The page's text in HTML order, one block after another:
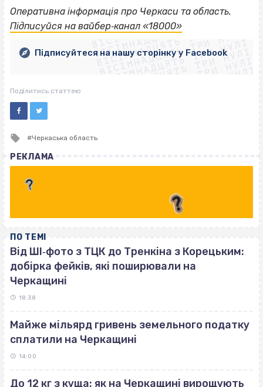
Оперативна інформація про Черкаси та область.
Підписуйся на вайбер‐канал «18000»
ВІСІМНАДЦЯТЬ ТРИ НУЛІ
ВІСІМНАДЦЯТЬ ТРИ НУЛІ
ВІСІМНАДЦЯТЬ ТРИ НУЛІ
ВІСІМНАДЦЯТЬ ТРИ НУЛІ
ВІСІМНАДЦЯТЬ ТРИ НУЛІ
ВІСІМНАДЦЯТЬ ТРИ НУЛІ
ВІСІМНАДЦЯТЬ ТРИ НУЛІ
ВІСІМНАДЦЯТЬ ТРИ НУЛІ
Підписуйтеся на нашу сторінку у Facebook
Поділитись статтею
Tagged
Черкаська область
РЕКЛАМА
ПО ТЕМІ
Від ШІ‐фото з ТЦК до Тренкіна з Корецьким:
добірка фейків, які поширювали на
Черкащині
18:38
Майже мільярд гривень земельного податку
сплатили на Черкащині
14:00
До 12 кг з куща: як на Черкащині вирощують